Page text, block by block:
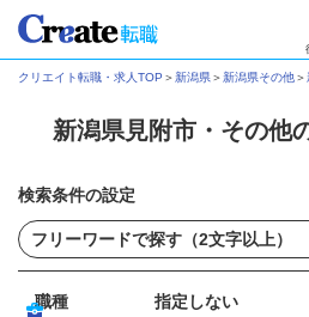
クリエイト転職・求人TOP ＞新潟県＞新潟県その他＞
新潟県見附市・その他
検索条件の設定
職種 指定しない